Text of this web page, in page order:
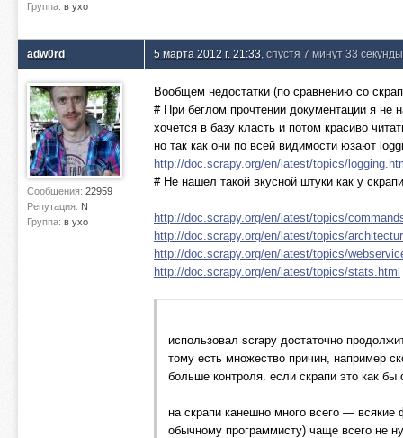
Группа: в ухо
adw0rd
Сообщения: 22959
Репутация: N
Группа: в ухо
5 марта 2012 г. 21:33 , спустя 7 минут 33 секунды
Вообщем недостатки (по сравнению со
# При беглом прочтении документации я не
хочется в базу класть и потом красиво
но так как они по всей видимости юзают
http://doc.scrapy.org/en/latest/topics/
# Не нашел такой вкусной штуки как у
http://doc.scrapy.org/en/latest/topics/
http://doc.scrapy.org/en/latest/topics/
http://doc.scrapy.org/en/latest/topics/
http://doc.scrapy.org/en/latest/topics/stats.html
использовал scrapy достаточно
тому есть множество причин, например
больше контроля. если скрапи это как
на скрапи канешно много всего —
обычному программисту) чаще всего не